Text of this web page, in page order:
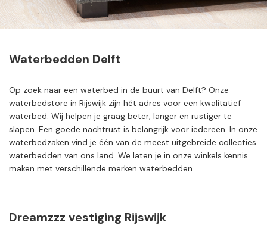
Waterbedden Delft
Op zoek naar een waterbed in de buurt van Delft? Onze
waterbedstore in Rijswijk zijn hét adres voor een kwalitatief
waterbed. Wij helpen je graag beter, langer en rustiger te
slapen. Een goede nachtrust is belangrijk voor iedereen. In onze
waterbedzaken vind je één van de meest uitgebreide collecties
waterbedden van ons land. We laten je in onze winkels kennis
maken met verschillende merken waterbedden.
Dreamzzz vestiging Rijswijk